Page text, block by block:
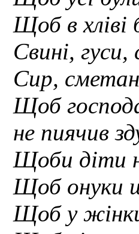
Щоб в хліві
Свині, гуси,
Сир,
Щоб
не пиячив
Щоби діти
Щоб онуки
Щоб у жінки